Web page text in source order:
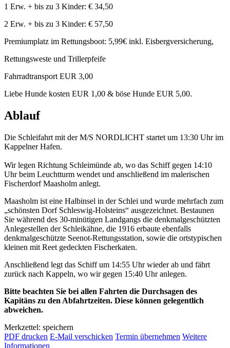
1 Erw. + bis zu 3 Kinder: € 34,50
2 Erw. + bis zu 3 Kinder: € 57,50
Premiumplatz im Rettungsboot: 5,99€ inkl. Eisbergversicherung,
Rettungsweste und Trillerpfeife
Fahrradtransport EUR 3,00
Liebe Hunde kosten EUR 1,00 & böse Hunde EUR 5,00.
Ablauf
Die Schleifahrt mit der M/S NORDLICHT startet um 13:30 Uhr im
Kappelner Hafen.
Wir legen Richtung Schleimünde ab, wo das Schiff gegen 14:10
Uhr beim Leuchtturm wendet und anschließend im malerischen
Fischerdorf Maasholm anlegt.
Maasholm ist eine Halbinsel in der Schlei und wurde mehrfach zum
„schönsten Dorf Schleswig-Holsteins“ ausgezeichnet. Bestaunen
Sie während des 30-minütigen Landgangs die denkmalgeschützten
Anlegestellen der Schleikähne, die 1916 erbaute ebenfalls
denkmalgeschützte Seenot-Rettungsstation, sowie die ortstypischen
kleinen mit Reet gedeckten Fischerkaten.
Anschließend legt das Schiff um 14:55 Uhr wieder ab und fährt
zurück nach Kappeln, wo wir gegen 15:40 Uhr anlegen.
Bitte beachten Sie bei allen Fahrten die Durchsagen des
Kapitäns zu den Abfahrtzeiten. Diese können gelegentlich
abweichen.
Merkzettel: speichern
PDF drucken E-Mail verschicken Termin übernehmen Weitere
Informationen